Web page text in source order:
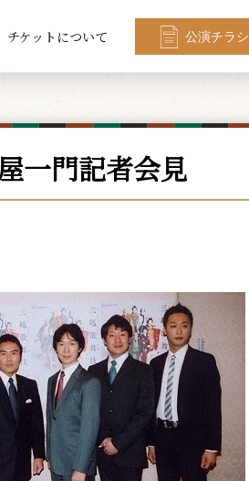
チケットについて 公演チラシ
一門記者会見